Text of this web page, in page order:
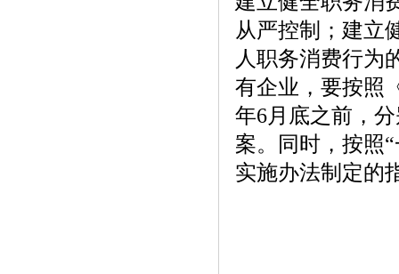
从严控制；建立
人职务消费行为
有企业，要按照
年6月底之前，
案。同时，按照
实施办法制定的